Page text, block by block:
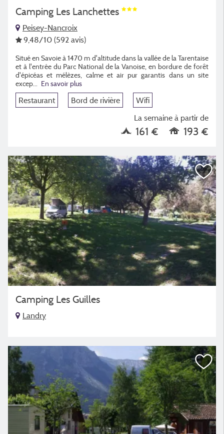
Camping Les Lanchettes
Peisey-Nancroix
9,48/10 (592 avis)
Situé en Savoie à 1470 m d'altitude dans la vallée de la Tarentaise
et à l'entrée du Parc National de la Vanoise, en bordure de forêt
d'épicéas et mélèzes, calme et air pur garantis dans un site
excep...
En savoir plus
Restaurant Bord de rivière
Wifi
La semaine à partir de
161 € 193 €
Camping Les Guilles
Landry